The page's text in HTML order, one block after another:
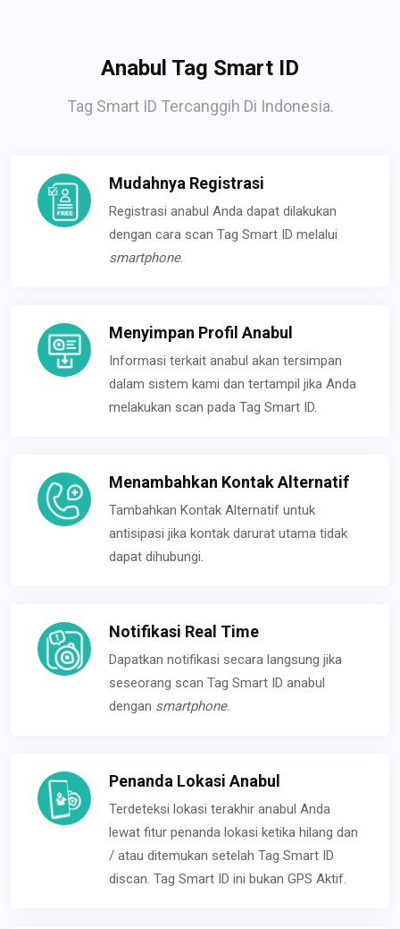
Anabul Tag Smart ID
Tag Smart ID Tercanggih Di Indonesia.
Mudahnya Registrasi
Registrasi anabul Anda dapat dilakukan
dengan cara scan Tag Smart ID melalui
smartphone.
Menyimpan Profil Anabul
Informasi terkait anabul akan tersimpan
dalam sistem kami dan tertampil jika Anda
melakukan scan pada Tag Smart ID.
Menambahkan Kontak Alternatif
Tambahkan Kontak Alternatif untuk
antisipasi jika kontak darurat utama tidak
dapat dihubungi.
Notifikasi Real Time
Dapatkan notifikasi secara langsung jika
seseorang scan Tag Smart ID anabul
dengan smartphone.
Penanda Lokasi Anabul
Terdeteksi lokasi terakhir anabul Anda
lewat fitur penanda lokasi ketika hilang dan
/ atau ditemukan setelah Tag Smart ID
discan. Tag Smart ID ini bukan GPS Aktif.